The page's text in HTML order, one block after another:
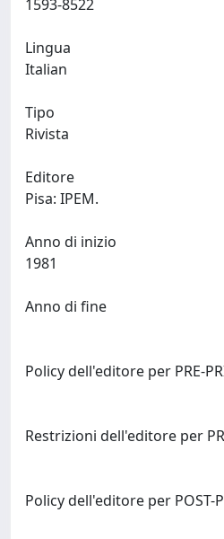
Lingua
Tipo
Rivista
Editore
Anno di inizio
Anno di fine
Policy dell'editore per PRE-
Restrizioni dell'editore per
Policy dell'editore per POST-